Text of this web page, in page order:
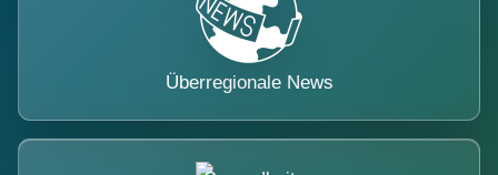
Überregionale News